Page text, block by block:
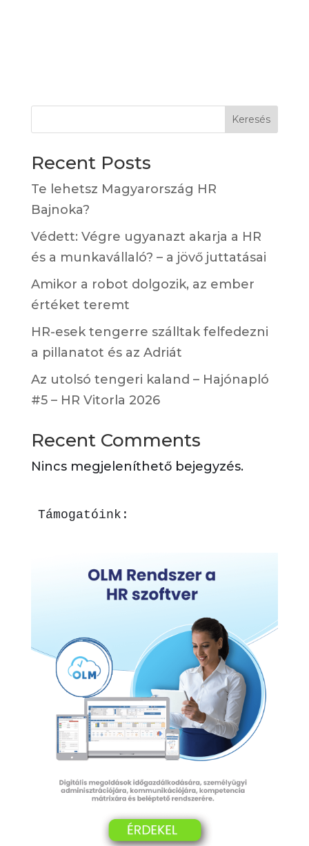
Keresés
Recent Posts
Te lehetsz Magyarország HR
Bajnoka?
Védett: Végre ugyanazt akarja a HR
és a munkavállaló? – a jövő juttatásai
Amikor a robot dolgozik, az ember
értéket teremt
HR-esek tengerre szálltak felfedezni
a pillanatot és az Adriát
Az utolsó tengeri kaland – Hajónapló
#5 – HR Vitorla 2026
Recent Comments
Nincs megjeleníthető bejegyzés.
Támogatóink: